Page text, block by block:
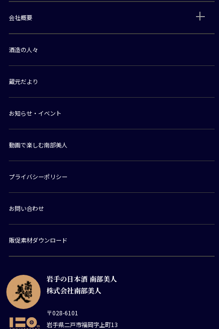
岩手の日本酒 南部美人
株式会社南部美人
〒028-6101
岩手県二戸市福岡字上町13
会社概要
酒造の人々
蔵元だより
お知らせ・イベント
動画で楽しむ南部美人
プライバシーポリシー
お問い合わせ
販促素材ダウンロード